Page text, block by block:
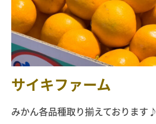
サイキファーム
みかん各品種取り揃えております♪